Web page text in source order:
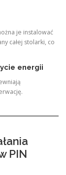
je instalować
całej stolarki, co
energii
PIN